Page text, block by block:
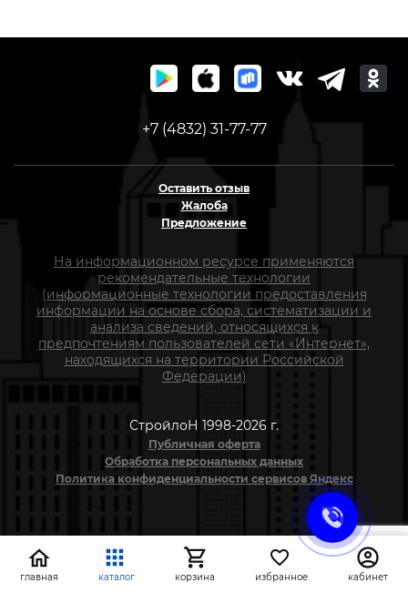
+7 (4832) 31-77-77
Оставить отзыв
Жалоба
Предложение
На информационном ресурсе применяются
рекомендательные технологии
(информационные технологии предоставления
информации на основе сбора, систематизации и
анализа сведений, относящихся к
предпочтениям пользователей сети «Интернет»,
находящихся на территории Российской
Федерации)
СтройлоН 1998-2026 г.
Публичная оферта
Обработка персональных данных
Политика конфиденциальности сервисов Яндекс
главная каталог корзина избранное кабинет